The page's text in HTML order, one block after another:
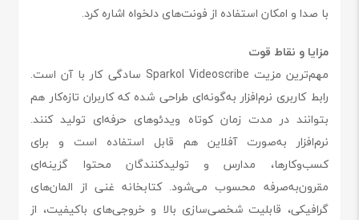
با صدا و امکان استفاده از فونت‌های دلخواه اشاره کرد.
مزایا و نقاط قوت
مهم‌ترین مزیت Sparkol Videoscribe سادگی کار با آن است.
رابط کاربری نرم‌افزار به‌گونه‌ای طراحی شده که کاربران تازه‌کار هم
بتوانند در مدت زمان کوتاه ویدئوهای حرفه‌ای تولید کنند.
نرم‌افزار به‌صورت آفلاین هم قابل استفاده است و برای
کسب‌وکارها، مدارس و تولیدکنندگان محتوا گزینه‌ای
مقرون‌به‌صرفه محسوب می‌شود. کتابخانه غنی از المان‌های
گرافیکی، قابلیت شخصی‌سازی بالا و خروجی‌های باکیفیت، از